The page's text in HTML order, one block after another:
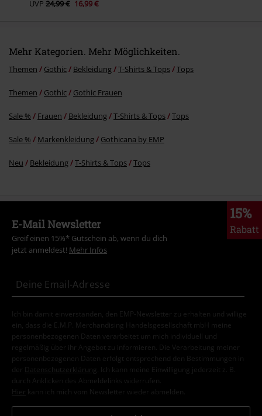
UVP 24,99 € 16,99 €
Mehr Kategorien. Mehr Möglichkeiten.
Themen Gothic Bekleidung T-Shirts & Tops Tops
Themen Gothic Gothic Frauen
Sale % Frauen Bekleidung T-Shirts & Tops Tops
Sale % Markenkleidung Gothicana by EMP
Neu Bekleidung T-Shirts & Tops Tops
15%
Rabatt
E-Mail Newsletter
Greif einen 15%* Gutschein ab, wenn du dich
jetzt anmeldest! Mehr Infos
Ich bin damit einverstanden, den EMP-Newsletter zu erhalten und willige
ein, dass die E.M.P. Merchandising Handelsgesellschaft mbH meine
personenbezogenen Daten verarbeitet um mich individuell und
regelmäßig über ihr Angebot zu informieren. Die Verarbeitung meiner
personenbezogenen Daten erfolgt entsprechend den Bestimmungen in
der
Datenschutzerklärung
. Ich kann meine Einwilligung jederzeit z. B.
durch Anklicken des Abmeldelinks widerrufen.
Hier kann ich mich vom Newsletter wieder abmelden.